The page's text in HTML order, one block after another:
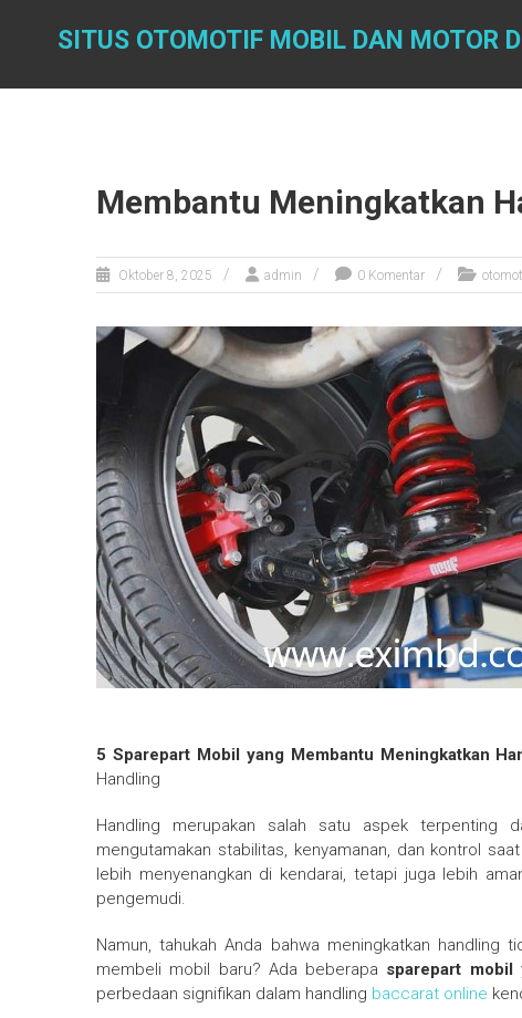
SITUS OTOMOTIF MOBIL DAN MOTOR
Membantu Meningkatkan
Oktober 8, 2025 admin 0 Komentar
5 Sparepart Mobil yang Membantu Meningkatkan
Handling
Handling merupakan salah satu aspek terpenting
mengutamakan stabilitas, kenyamanan, dan kontrol
lebih menyenangkan di kendarai, tetapi juga lebih
pengemudi.
Namun, tahukah Anda bahwa meningkatkan
membeli mobil baru? Ada beberapa sparepart mobil
perbedaan signifikan dalam handling baccarat online